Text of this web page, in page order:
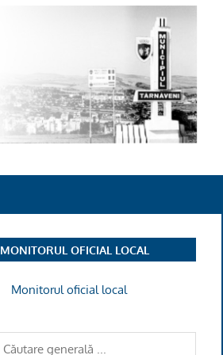
MONITORUL OFICIAL LOCAL
Monitorul oficial local